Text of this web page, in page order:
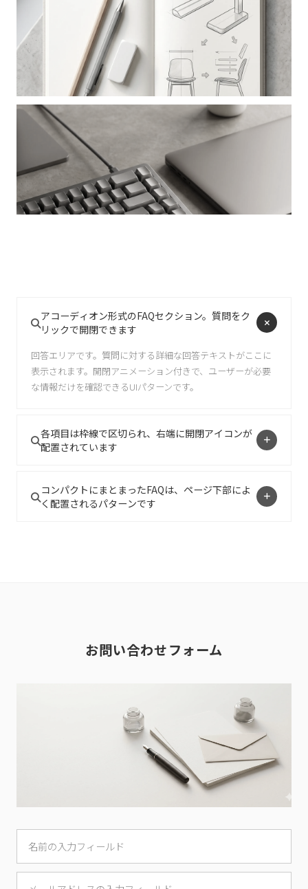
アコーディオン形式のFAQセクション。質問をク
リックで開閉できます
回答エリアです。質問に対する詳細な回答テキストがここに
表示されます。開閉アニメーション付きで、ユーザーが必要
な情報だけを確認できるUIパターンです。
各項目は枠線で区切られ、右端に開閉アイコンが
配置されています
を実装しています。視覚的なフィードバックでユーザーに状
態変化を伝えます。
コンパクトにまとまったFAQは、ページ下部によ
く配置されるパターンです
お問い合わせフォーム